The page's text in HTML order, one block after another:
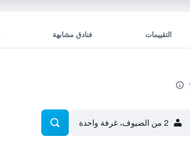
التقييمات فنادق مشابهة
2 من الضيوف، غرفة واحدة